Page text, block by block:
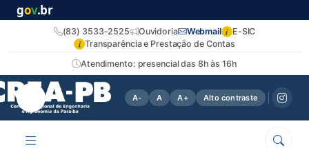
gov.br
Atendimento: presencial das 8h às 16h
(83) 3533-2525 Ouvidoria Webmail i E-SIC
i Transparência e Prestação de Contas
A- A A+ Alto contraste